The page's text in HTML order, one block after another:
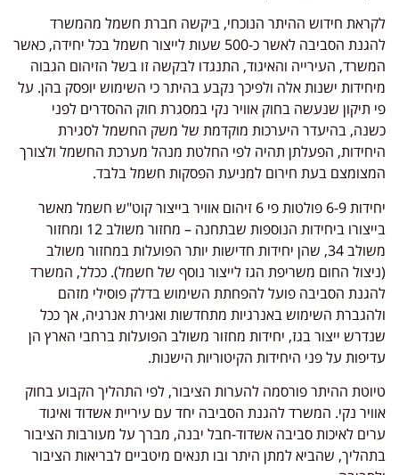
לקראת חידוש ההיתר הנוכחי, ביקשה חברת חשמל מהמשרד
להגנת הסביבה לאשר כ-500 שעות לייצור חשמל בכל יחידה, כאשר
המשרד, העירייה והאיגוד, התנגדו לבקשה זו בשל הזיהום הגבוה
מיחידות ישנות אלה ולפיכך נקבע בהיתר כי השימוש יופסק בהן. על
פי תיקון שנעשה בחוק אוויר נקי במסגרת חוק ההסדרים לפני
כשנה, בהיעדר היערכות מוקדמת של משק החשמל לסגירת
היחידות, הפעלתן תהיה לפי החלטת מנהל מערכת החשמל ולצורך
המצומצם בעת חירום למניעת הפסקות חשמל בלבד.
יחידות 6-9 פולטות פי 6 זיהום אוויר בייצור קוט"ש חשמל מאשר
בייצורו ביחידות הנוספות שבתחנה – מחזור משולב 12 ומחזור
משולב 34, שהן יחידות חדישות יותר הפועלות במחזור משולב
(ניצול החום משריפת הגז לייצור נוסף של חשמל). ככלל, המשרד
להגנת הסביבה פועל להפחתת השימוש בדלק פוסילי מזהם
ולהגברת השימוש באנרגיות מתחדשות ואגירת אנרגיה, אך ככל
שנדרש ייצור בגז, יחידות מחזור משולב הפועלות ברחבי הארץ הן
עדיפות על פני היחידות הקיטוריות הישנות.
טיוטת ההיתר פורסמה להערות הציבור, לפי התהליך הקבוע בחוק
אוויר נקי. המשרד להגנת הסביבה יחד עם עיריית אשדוד ואיגוד
ערים לאיכות סביבה אשדוד-חבל יבנה, מברך על מעורבות הציבור
בתהליך, שהביא למתן היתר ובו תנאים מיטביים לבריאות הציבור